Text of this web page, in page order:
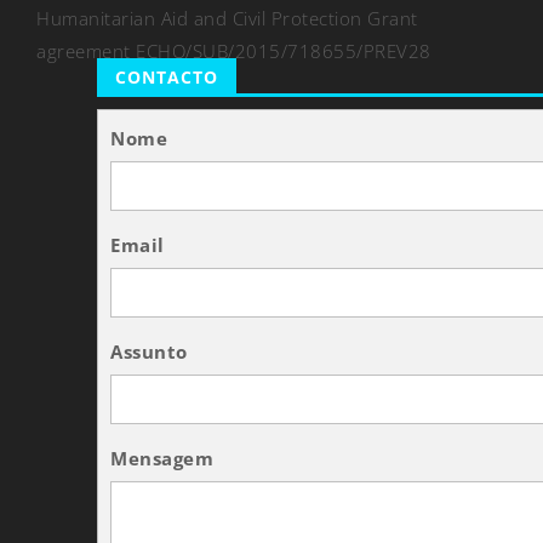
Humanitarian Aid and Civil Protection Grant
agreement ECHO/SUB/2015/718655/PREV28
CONTACTO
Nome
Email
Assunto
Mensagem